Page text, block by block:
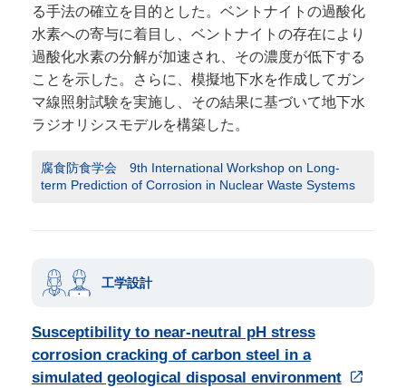
る手法の確立を目的とした。ベントナイトの過酸化
水素への寄与に着目し、ベントナイトの存在により
過酸化水素の分解が加速され、その濃度が低下する
ことを示した。さらに、模擬地下水を作成してガン
マ線照射試験を実施し、その結果に基づいて地下水
ラジオリシスモデルを構築した。
腐食防食学会 9th International Workshop on Long-
term Prediction of Corrosion in Nuclear Waste Systems
工学設計
Susceptibility to near-neutral pH stress
corrosion cracking of carbon steel in a
simulated geological disposal environment